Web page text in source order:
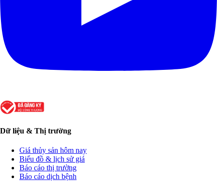
Dữ liệu & Thị trường
Giá thủy sản hôm nay
Biểu đồ & lịch sử giá
Báo cáo thị trường
Báo cáo dịch bệnh